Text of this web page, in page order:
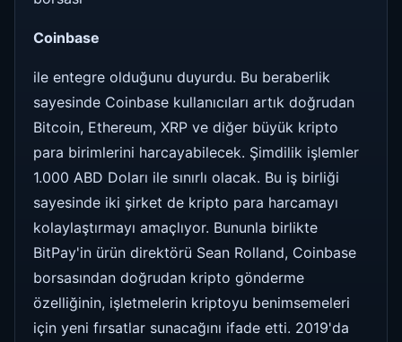
Coinbase
ile entegre olduğunu duyurdu. Bu beraberlik
sayesinde Coinbase kullanıcıları artık doğrudan
Bitcoin, Ethereum, XRP ve diğer büyük kripto
para birimlerini harcayabilecek. Şimdilik işlemler
1.000 ABD Doları ile sınırlı olacak. Bu iş birliği
sayesinde iki şirket de kripto para harcamayı
kolaylaştırmayı amaçlıyor. Bununla birlikte
BitPay'in ürün direktörü Sean Rolland, Coinbase
borsasından doğrudan kripto gönderme
özelliğinin, işletmelerin kriptoyu benimsemeleri
için yeni fırsatlar sunacağını ifade etti. 2019'da